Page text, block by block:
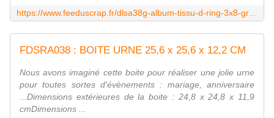
FDSRA038 : BOITE URNE 25,6 x 25,6 x 12,2 CM
Nous avons imaginé cette boite pour réaliser une jolie urne
pour toutes sortes d'évènements : mariage, anniversaire
...Dimensions extérieures de la boite : 24,8 x 24,8 x 11,9
cmDimensions ...